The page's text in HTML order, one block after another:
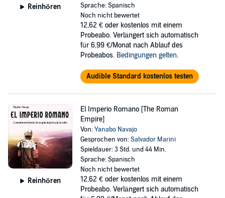
Reinhören
Sprache: Spanisch
Noch nicht bewertet
12,62 € oder kostenlos mit einem
Probeabo. Verlängert sich automatisch
für 6,99 €/Monat nach Ablauf des
Probeabos. Bedingungen gelten.
Audible Standard kostenlos testen
Reinhören
El Imperio Romano [The Roman
Empire]
Von:Yanabo Navajo
Gesprochen von:Salvador Marini
Spieldauer: 3 Std. und 44 Min.
Sprache: Spanisch
Noch nicht bewertet
12,62 € oder kostenlos mit einem
Probeabo. Verlängert sich automatisch